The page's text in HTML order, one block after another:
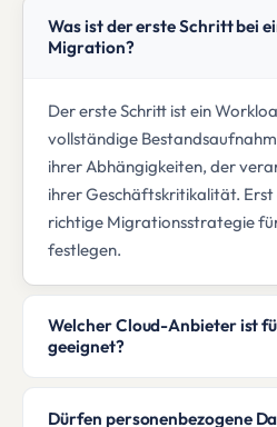
Was ist der erste Schritt bei
Migration?
Der erste Schritt ist ein
vollständige
ihrer Abhängigkeiten, der
ihrer Geschäftskritikalität. Erst
richtige Migrationsstrategie
festlegen.
Welcher Cloud-Anbieter ist
geeignet?
Dürfen personenbezogene